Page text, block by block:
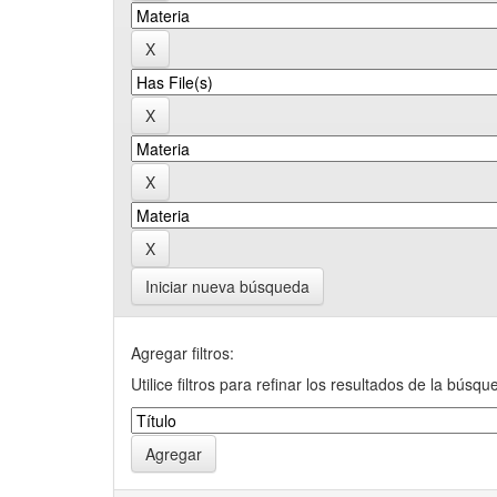
Iniciar nueva búsqueda
Agregar filtros:
Utilice filtros para refinar los resultados de la